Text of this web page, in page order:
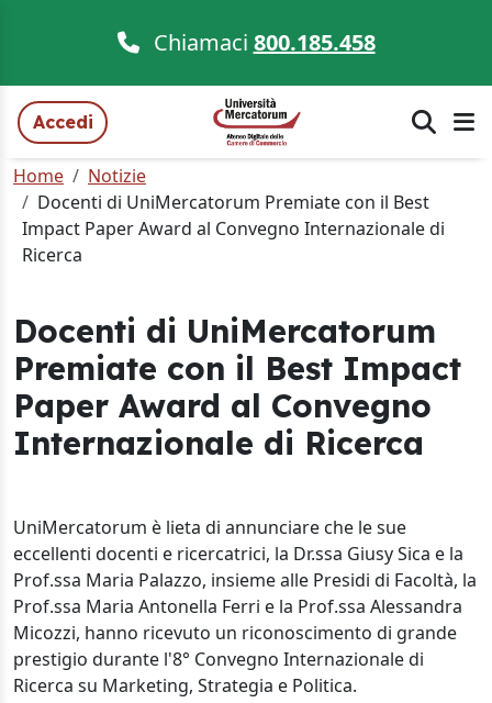
Chiamaci 800.185.458
Accedi
Home
Notizie
Docenti di UniMercatorum Premiate con il Best
Impact Paper Award al Convegno Internazionale di
Ricerca
Docenti di UniMercatorum
Premiate con il Best Impact
Paper Award al Convegno
Internazionale di Ricerca
UniMercatorum è lieta di annunciare che le sue
eccellenti docenti e ricercatrici, la Dr.ssa Giusy Sica e la
Prof.ssa Maria Palazzo, insieme alle Presidi di Facoltà, la
Prof.ssa Maria Antonella Ferri e la Prof.ssa Alessandra
Micozzi, hanno ricevuto un riconoscimento di grande
prestigio durante l'8° Convegno Internazionale di
Ricerca su Marketing, Strategia e Politica.